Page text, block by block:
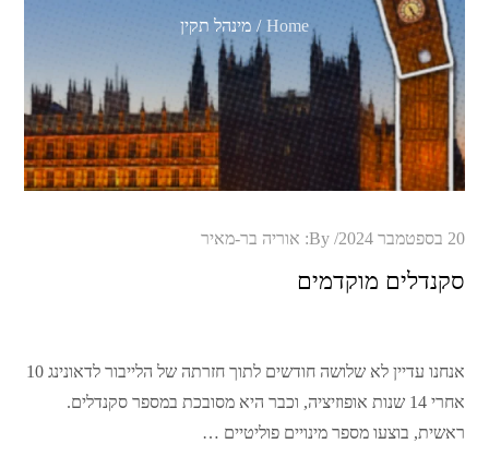
Home מינהל תקין
Posted
20 בספטמבר 2024 By: אוריה בר-מאיר
סקנדלים מוקדמים
אנחנו עדיין לא שלושה חודשים לתוך חזרתה של הלייבור לדאונינג 10
אחרי 14 שנות אופוזיציה, וכבר היא מסובכת במספר סקנדלים.
ראשית, בוצעו מספר מינויים פוליטיים …